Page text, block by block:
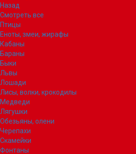
Назад
Смотреть все
Птицы
Еноты, змеи, жирафы
Кабаны
Бараны
Быки
Львы
Лошади
Лисы, волки, крокодилы
Медведи
Лягушки
Обезьяны, олени
Черепахи
Скамейки
Фонтаны